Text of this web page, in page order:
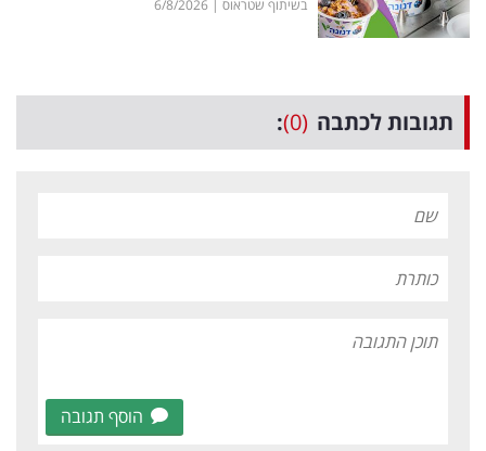
בשיתוף שטראוס |
6/8/2026
תגובות לכתבה (0)
:
הוסף תגובה